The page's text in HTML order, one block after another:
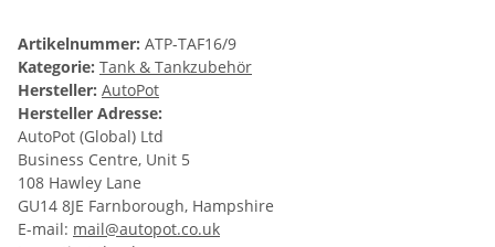
Artikelnummer: ATP-TAF16/9
Kategorie: Tank & Tankzubehör
Hersteller: AutoPot
Hersteller Adresse:
AutoPot (Global) Ltd
Business Centre, Unit 5
108 Hawley Lane
GU14 8JE Farnborough, Hampshire
E-mail: mail@autopot.co.uk